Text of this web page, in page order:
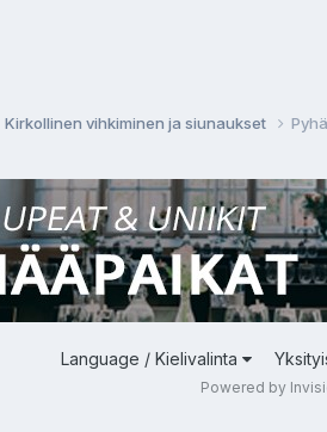
Kirkollinen vihkiminen ja siunaukset
Language / Kielivalinta
Powered by